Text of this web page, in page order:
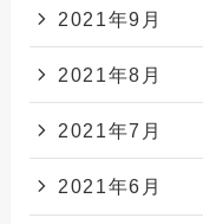
2021年9月
2021年8月
2021年7月
2021年6月